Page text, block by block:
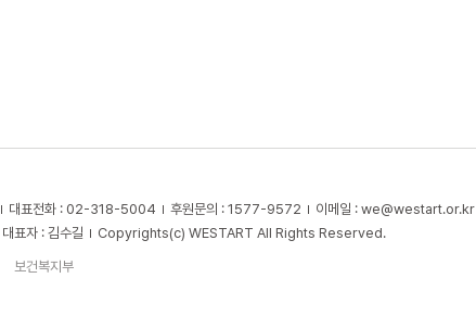
대표전화 : 02-318-5004 후원문의 : 1577-9572 이메일 : we@westart.or.kr
대표자 : 김수길 Copyrights(c) WESTART All Rights Reserved.
보건복지부